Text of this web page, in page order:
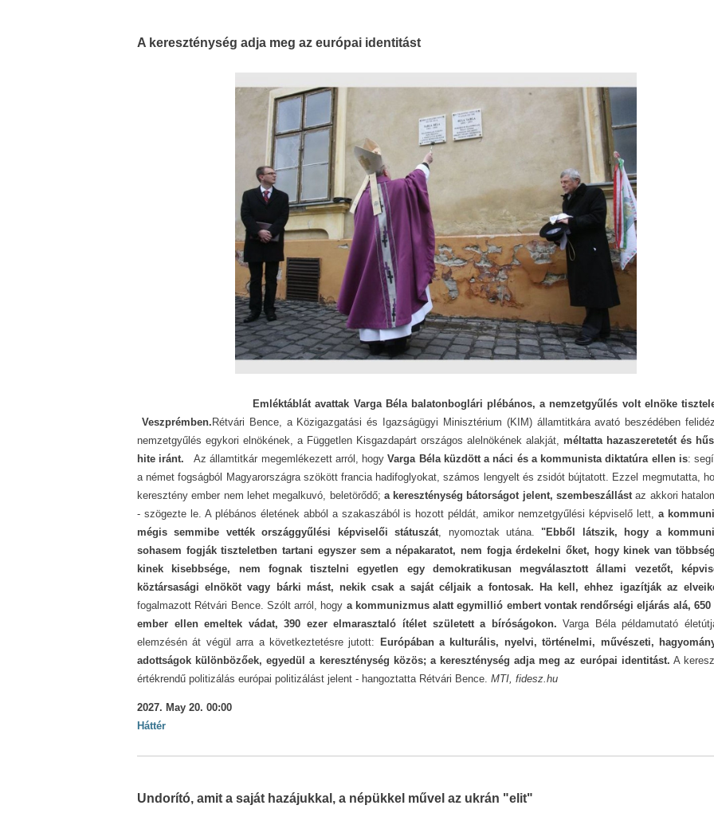
A kereszténység adja meg az európai identitást
Emléktáblát avattak Varga Béla balatonboglári plébános, a nemzetgyűlés volt elnöke
Veszprémben.Rétvári Bence, a Közigazgatási és Igazságügyi Minisztérium (KIM) államtitkára avató beszédében
nemzetgyűlés egykori elnökének, a Független Kisgazdapárt országos alelnökének alakját,
méltatta hazaszeretetét és
hite iránt. Az államtitkár megemlékezett arról, hogyVarga Béla küzdött a náci és a kommunista diktatúra ellen is:
a német fogságból Magyarországra szökött francia hadifoglyokat, számos lengyelt és zsidót bújtatott. Ezzel megmutatta,
keresztény ember nem lehet megalkuvó, beletörődő; a kereszténység bátorságot jelent, szembeszállást az akkori
- szögezte le. A plébános életének abból a szakaszából is hozott példát, amikor nemzetgyűlési képviselő lett,a
mégis semmibe vették országgyűlési képviselői státuszát , nyomoztak utána. "Ebből látszik, hogy a
sohasem fogják tiszteletben tartani egyszer sem a népakaratot, nem fogja érdekelni őket, hogy kinek van
kinek kisebbsége, nem fognak tisztelni egyetlen egy demokratikusan megválasztott állami vezetőt,
köztársasági elnököt vagy bárki mást, nekik csak a saját céljaik a fontosak. Ha kell, ehhez igazítják az
fogalmazott Rétvári Bence. Szólt arról, hogy a kommunizmus alatt egymillió embert vontak rendőrségi eljárás alá, 650
ember ellen emeltek vádat, 390 ezer elmarasztaló ítélet született a bíróságokon. Varga Béla példamutató
elemzésén át végül arra a következtetésre jutott: Európában a kulturális, nyelvi, történelmi, művészeti,
adottságok különbözőek, egyedül a kereszténység közös; a kereszténység adja meg az európai identitást. A
értékrendű politizálás európai politizálást jelent - hangoztatta Rétvári Bence. MTI, fidesz.hu
2027. May 20. 00:00
Háttér
Undorító, amit a saját hazájukkal, a népükkel művel az ukrán "elit"